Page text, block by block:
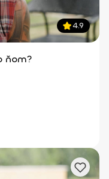
4.9
ňom?